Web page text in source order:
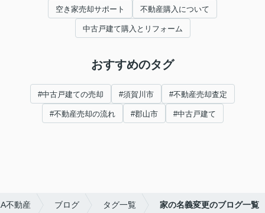
空き家売却サポート 不動産購入について
中古戸建て購入とリフォーム
おすすめのタグ
#中古戸建ての売却 #須賀川市 #不動産売却査定
#不動産売却の流れ #郡山市 #中古戸建て
不動産 ブログ タグ一覧 家の名義変更のブログ一覧